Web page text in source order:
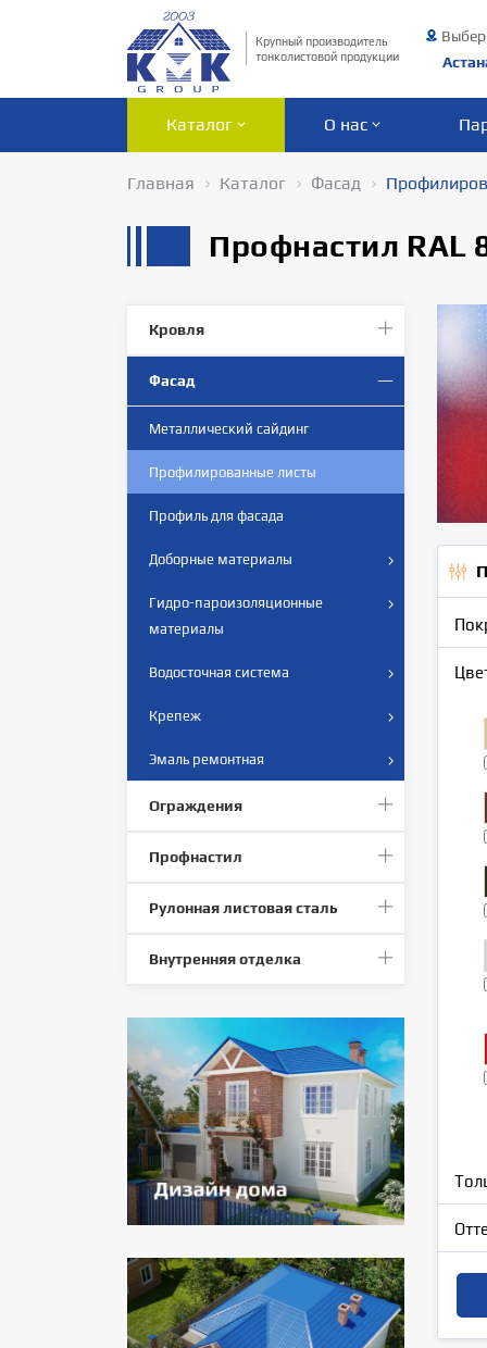
Крупный производитель
тонколистовой продукции
Каталог О нас
Главная Каталог Фасад
Профнастил RAL
Кровля
Фасад
Металлический сайдинг
Профилированныe листы
Профиль для фасада
Доборные материалы
Гидро-пароизоляционные
материалы
Водосточная система
Крепеж
Эмаль ремонтная
Ограждения
Профнастил
Рулонная листовая сталь
Внутренняя отделка